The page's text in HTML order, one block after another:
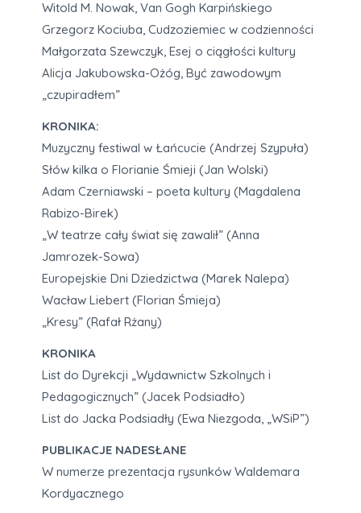
Witold M. Nowak, Van Gogh Karpińskiego
Grzegorz Kociuba, Cudzoziemiec w codzienności
Małgorzata Szewczyk, Esej o ciągłości kultury
Alicja Jakubowska-Ożóg, Być zawodowym
„czupiradłem”
KRONIKA:
Muzyczny festiwal w Łańcucie (Andrzej Szypuła)
Słów kilka o Florianie Śmieji (Jan Wolski)
Adam Czerniawski – poeta kultury (Magdalena
Rabizo-Birek)
„W teatrze cały świat się zawalił” (Anna
Jamrozek-Sowa)
Europejskie Dni Dziedzictwa (Marek Nalepa)
Wacław Liebert (Florian Śmieja)
„Kresy” (Rafał Rżany)
KRONIKA
List do Dyrekcji „Wydawnictw Szkolnych i
Pedagogicznych” (Jacek Podsiadło)
List do Jacka Podsiadły (Ewa Niezgoda, „WSiP”)
PUBLIKACJE NADESŁANE
W numerze prezentacja rysunków Waldemara
Kordyacznego